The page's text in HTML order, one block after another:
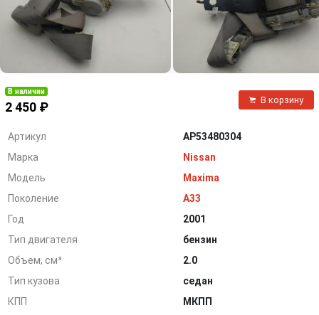
В наличии
2 450 ₽
В корзину
Артикул
AP53480304
Марка
Nissan
Модель
Maxima
Поколение
A33
Год
2001
Тип двигателя
бензин
Объем, см³
2.0
Тип кузова
седан
КПП
МКПП